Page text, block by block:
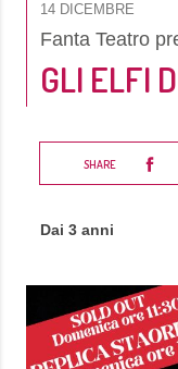
14 DICEMBRE
Fanta Teatro
GLI ELFI
SHARE
Dai 3 anni